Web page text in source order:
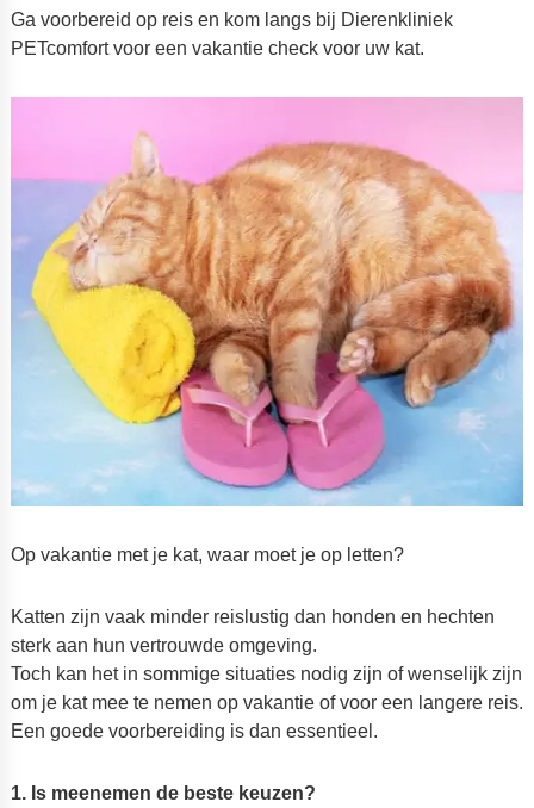
Ga voorbereid op reis en kom langs bij Dierenkliniek
PETcomfort voor een vakantie check voor uw kat.
Op vakantie met je kat, waar moet je op letten?
Katten zijn vaak minder reislustig dan honden en hechten
sterk aan hun vertrouwde omgeving.
Toch kan het in sommige situaties nodig zijn of wenselijk zijn
om je kat mee te nemen op vakantie of voor een langere reis.
Een goede voorbereiding is dan essentieel.
1. Is meenemen de beste keuzen?